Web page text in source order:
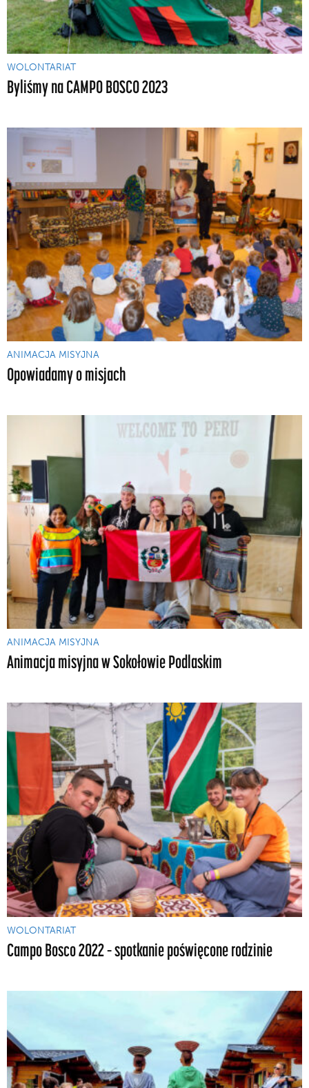
WOLONTARIAT
Byliśmy na CAMPO BOSCO 2023
ANIMACJA MISYJNA
Opowiadamy o misjach
ANIMACJA MISYJNA
Animacja misyjna w Sokołowie Podlaskim
WOLONTARIAT
Campo Bosco 2022 – spotkanie poświęcone rodzinie